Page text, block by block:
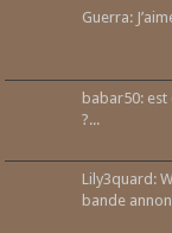
Guerra:
babar50: est
?...
Lily3quard:
bande